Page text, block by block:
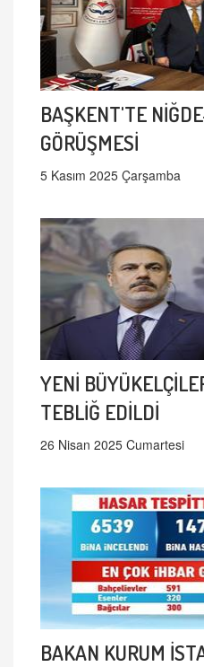
BAŞKENT'TE
GÖRÜŞMESİ
5 Kasım 2025 Çarşamba
YENİ
TEBLİĞ EDİLDİ
26 Nisan 2025 Cumartesi
BAKAN KURUM